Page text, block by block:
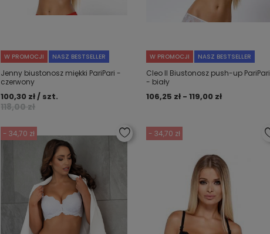
W PROMOCJI NASZ BESTSELLER
Jenny biustonosz miękki PariPari -
czerwony
118,00 zł
100,30 zł / szt.
W PROMOCJI NASZ BESTSELLER
Cleo II Biustonosz push-up PariPari
- biały
106,25 zł - 119,00 zł
- 34,70 zł - 34,70 zł